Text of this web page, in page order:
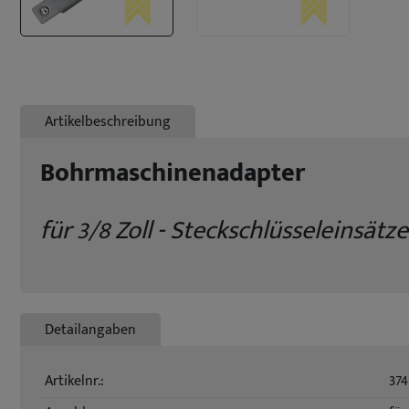
Artikelbeschreibung
Bohrmaschinenadapter
für 3/8 Zoll - Steckschlüsseleinsätze
Detailangaben
Artikelnr.: